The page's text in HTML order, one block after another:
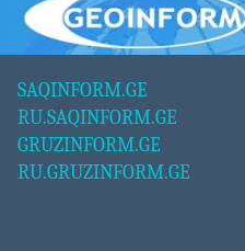
SAQINFORM.GE
RU.SAQINFORM.GE
GRUZINFORM.GE
RU.GRUZINFORM.GE